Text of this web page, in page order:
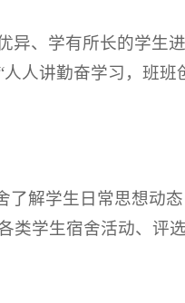
、学有所长的学生
人讲勤奋学习，班班
了解学生日常思想动
类学生宿舍活动、评